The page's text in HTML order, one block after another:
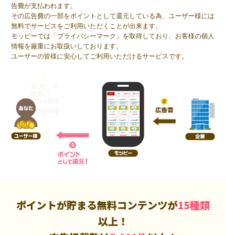
告費が支払われます。
その広告費の一部をポイントとして還元している為、ユーザー様には
無料でサービスをご利用いただくことが出来ます。
モッピーでは「プライバシーマーク」を取得しており、お客様の個人
情報を厳重にお取扱いしております。
ユーザーの皆様に安心してご利用いただけるサービスです。
ポイントが貯まる無料コンテンツが15種類
以上！